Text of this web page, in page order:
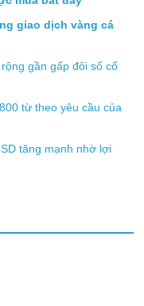
giao dịch vàng cá
gần gấp đôi số cổ
từ theo yêu cầu của
tăng mạnh nhờ lợi